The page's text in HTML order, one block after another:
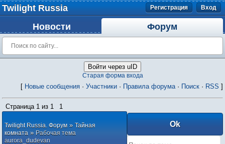
Twilight Russia Регистрация Вход
Новости Форум
Войти через uID
Старая форма входа
[ Новые сообщения · Участники · Правила форума· Поиск · RSS ]
Страница 1 из 1 1
Twilight Russia. Форум » Тайная
комната » Рабочая тема
aurora_dudevan